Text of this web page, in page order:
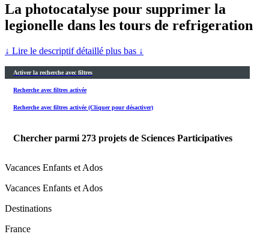
La photocatalyse pour supprimer la
legionelle dans les tours de refrigeration
↓ Lire le descriptif détaillé plus bas ↓
Activer la recherche avec filtres
Recherche avec filtres activée
Recherche avec filtres activée (Cliquer pour désactiver)
Chercher parmi 273 projets de Sciences Participatives
Vacances Enfants et Ados
Vacances Enfants et Ados
Destinations
France